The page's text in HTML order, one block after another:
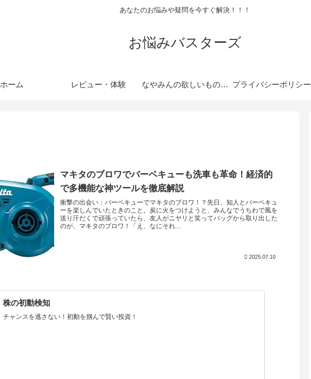
あなたのお悩みや疑問を今すぐ解決！！！
お悩みバスターズ
ホーム レビュー・体験 なやみんの欲しいものランキング プライバシーポリシー
マキタのブロワでバーベキューも洗車も革命！経済的
で多機能な神ツールを徹底解説
衝撃の出会い：バーベキューでマキタのブロワ！？先日、知人とバーベキュ
ーを楽しんでいたときのこと。炭に火をつけようと、みんなでうちわで風を
送り汗だくで頑張っていたら、友人がニヤリと笑ってバッグから取り出した
のが、マキタのブロワ！「え、なにそれ...
2025.07.10
株の初動検知
チャンスを逃さない！初動を掴んで賢い投資！